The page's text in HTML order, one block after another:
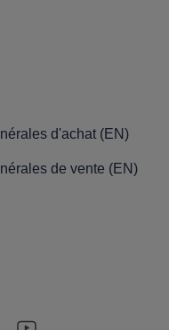
d'achat (EN)
de vente (EN)